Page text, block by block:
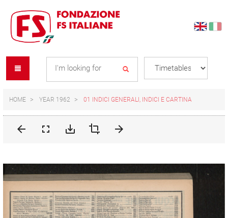
content
navigation
menu
HOME YEAR 1962 01 INDICI GENERALI, INDICI E CARTINA